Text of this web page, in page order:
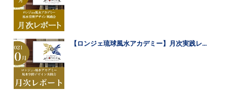
【ロンジェ琉球風水アカデミー】月次実践レ...